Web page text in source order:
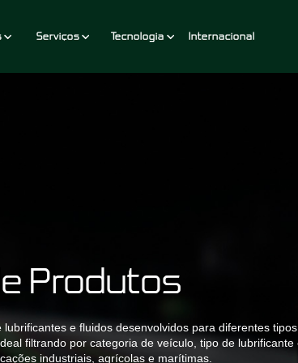
Serviços Tecnologia Internacional
Produtos
lubrificantes e fluidos desenvolvidos para diferentes
filtrando por categoria de veículo, tipo de lubrificante
industriais, agrícolas e marítimas.